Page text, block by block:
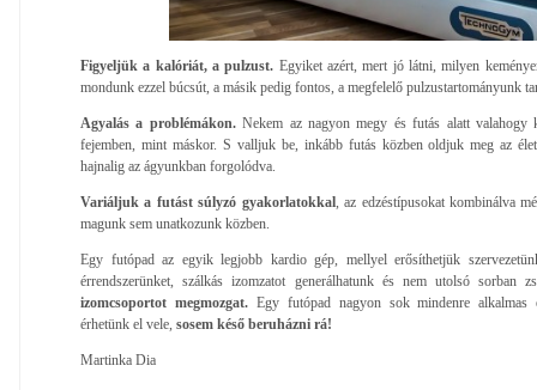
Figyeljük a kalóriát, a pulzust. Egyiket azért, mert jó látni, milyen
mondunk ezzel búcsút, a másik pedig fontos, a megfelelő pulzustartományunk
Agyalás a problémákon.Nekem az nagyon megy és futás alatt valahogy
fejemben, mint máskor. S valljuk be, inkább futás közben oldjuk meg az
hajnalig az ágyunkban forgolódva.
Variáljuk a futást súlyzó gyakorlatokkal, az edzéstípusokat kombinálva
magunk sem unatkozunk közben.
Egy futópad az egyik legjobb kardio gép, mellyel erősíthetjük
érrendszerünket, szálkás izomzatot generálhatunk és nem utolsó sorban
izomcsoportot megmozgat. Egy futópad nagyon sok mindenre alkalmas
érhetünk el vele, sosem késő beruházni rá!
Martinka Dia